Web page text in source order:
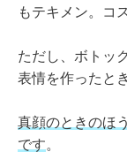
もテキメン。コ
ただし、ボトッ
表情を作ったと
真顔のときのほ
です。